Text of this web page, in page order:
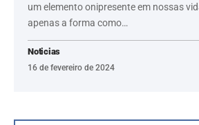
um elemento onipresente em nossas
apenas a forma como…
Noticias
16 de fevereiro de 2024